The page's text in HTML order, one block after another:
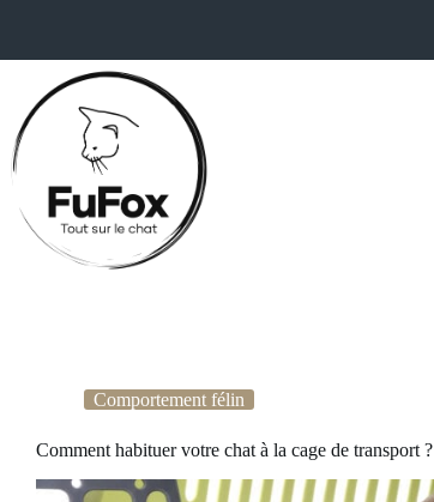
Comportement félin
Comment habituer votre chat à la cage de transport ?